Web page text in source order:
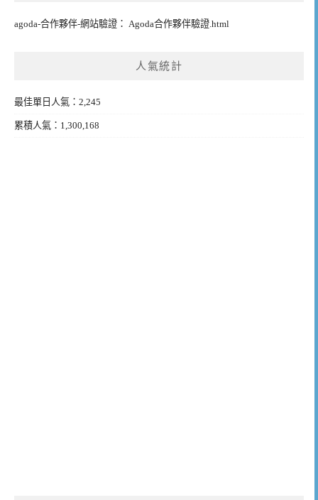
agoda-合作夥伴-網站驗證： Agoda合作夥伴驗證.html
人氣統計
最佳單日人氣：2,245
累積人氣：1,300,168